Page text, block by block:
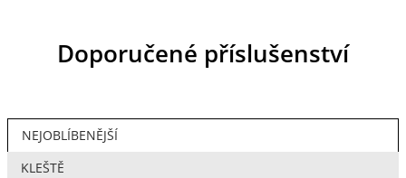
Doporučené příslušenství
NEJOBLÍBENĚJŠÍ
KLEŠTĚ